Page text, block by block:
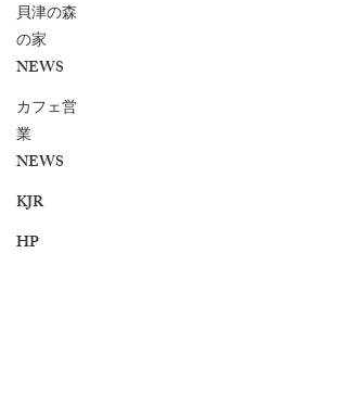
貝津の森
の家
NEWS
カフェ営
業
NEWS
KJR
HP